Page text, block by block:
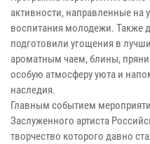
активности, направленные на
воспитания молодежи. Также
подготовили угощения в
ароматным чаем, блины,
особую атмосферу уюта и
наследия.
Главным событием
Заслуженного артиста
творчество которого давно